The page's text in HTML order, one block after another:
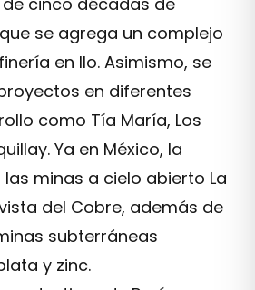
se agrega un complejo
en Ilo. Asimismo, se
en diferentes
como Tía María, Los
Ya en México, la
minas a cielo abierto La
del Cobre, además de
subterráneas
y zinc.